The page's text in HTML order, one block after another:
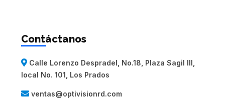
Contáctanos
Calle Lorenzo Despradel, No.18, Plaza Sagil III,
local No. 101, Los Prados
ventas@optivisionrd.com